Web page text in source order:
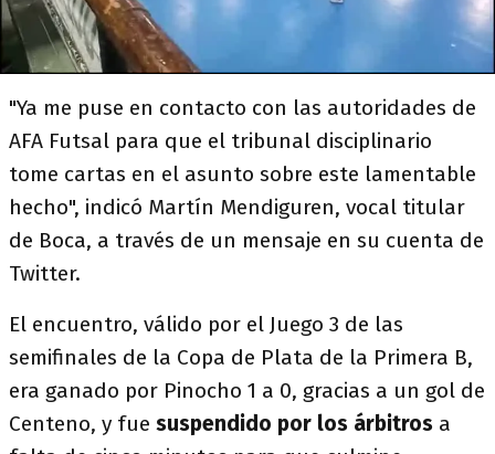
"Ya me puse en contacto con las autoridades de
AFA Futsal para que el tribunal disciplinario
tome cartas en el asunto sobre este lamentable
hecho", indicó Martín Mendiguren, vocal titular
de Boca, a través de un mensaje en su cuenta de
Twitter.
El encuentro, válido por el Juego 3 de las
semifinales de la Copa de Plata de la Primera B,
era ganado por Pinocho 1 a 0, gracias a un gol de
Centeno, y fue suspendido por los árbitros a